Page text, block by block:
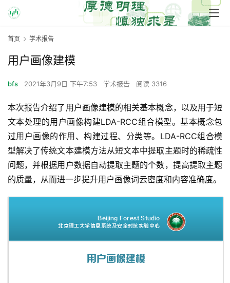
首页 学术报告
用户画像建模
bfs 2021年3月9日 下午7:53 学术报告 阅读 3316
本次报告介绍了用户画像建模的相关基本概念，以及用于短
文本处理的用户画像构建LDA-RCC组合模型。基本概念包
过用户画像的作用、构建过程、分类等。LDA-RCC组合模
型解决了传统文本建模方法从短文本中提取主题时的稀疏性
问题，并根据用户数据自动提取主题的个数，提高提取主题
的质量，从而进一步提升用户画像词云密度和内容准确度。